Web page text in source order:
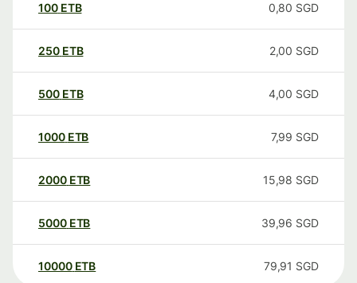
100 ETB 0,80 SGD
250 ETB 2,00 SGD
500 ETB 4,00 SGD
1000 ETB 7,99 SGD
2000 ETB 15,98 SGD
5000 ETB 39,96 SGD
10000 ETB 79,91 SGD